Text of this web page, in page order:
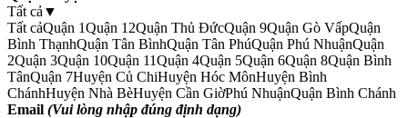
Tất cả ▼
Tất cảQuận 1Quận 12Quận Thủ ĐứcQuận 9Quận Gò VấpQuận
Bình ThạnhQuận Tân BìnhQuận Tân PhúQuận Phú NhuậnQuận
2Quận 3Quận 10Quận 11Quận 4Quận 5Quận 6Quận 8Quận Bình
TânQuận 7Huyện Củ ChiHuyện Hóc MônHuyện Bình
ChánhHuyện Nhà BèHuyện Cần GiờPhú NhuậnQuận Bình Chánh
Email (Vui lòng nhập đúng định dạng)